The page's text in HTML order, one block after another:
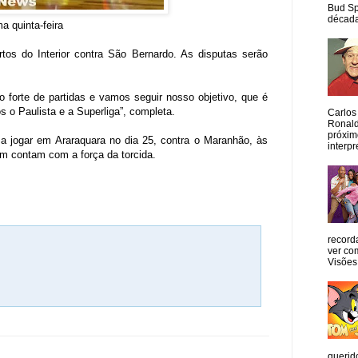
quinta-feira
do Interior contra São Bernardo. As disputas serão
forte de partidas e vamos seguir nosso objetivo, que é
o Paulista e a Superliga”, completa.
jogar em Araraquara no dia 25, contra o Maranhão, às
contam com a força da torcida.
Bud
Carlos
ver